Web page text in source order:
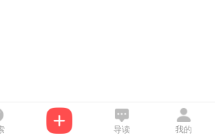
导读 我的